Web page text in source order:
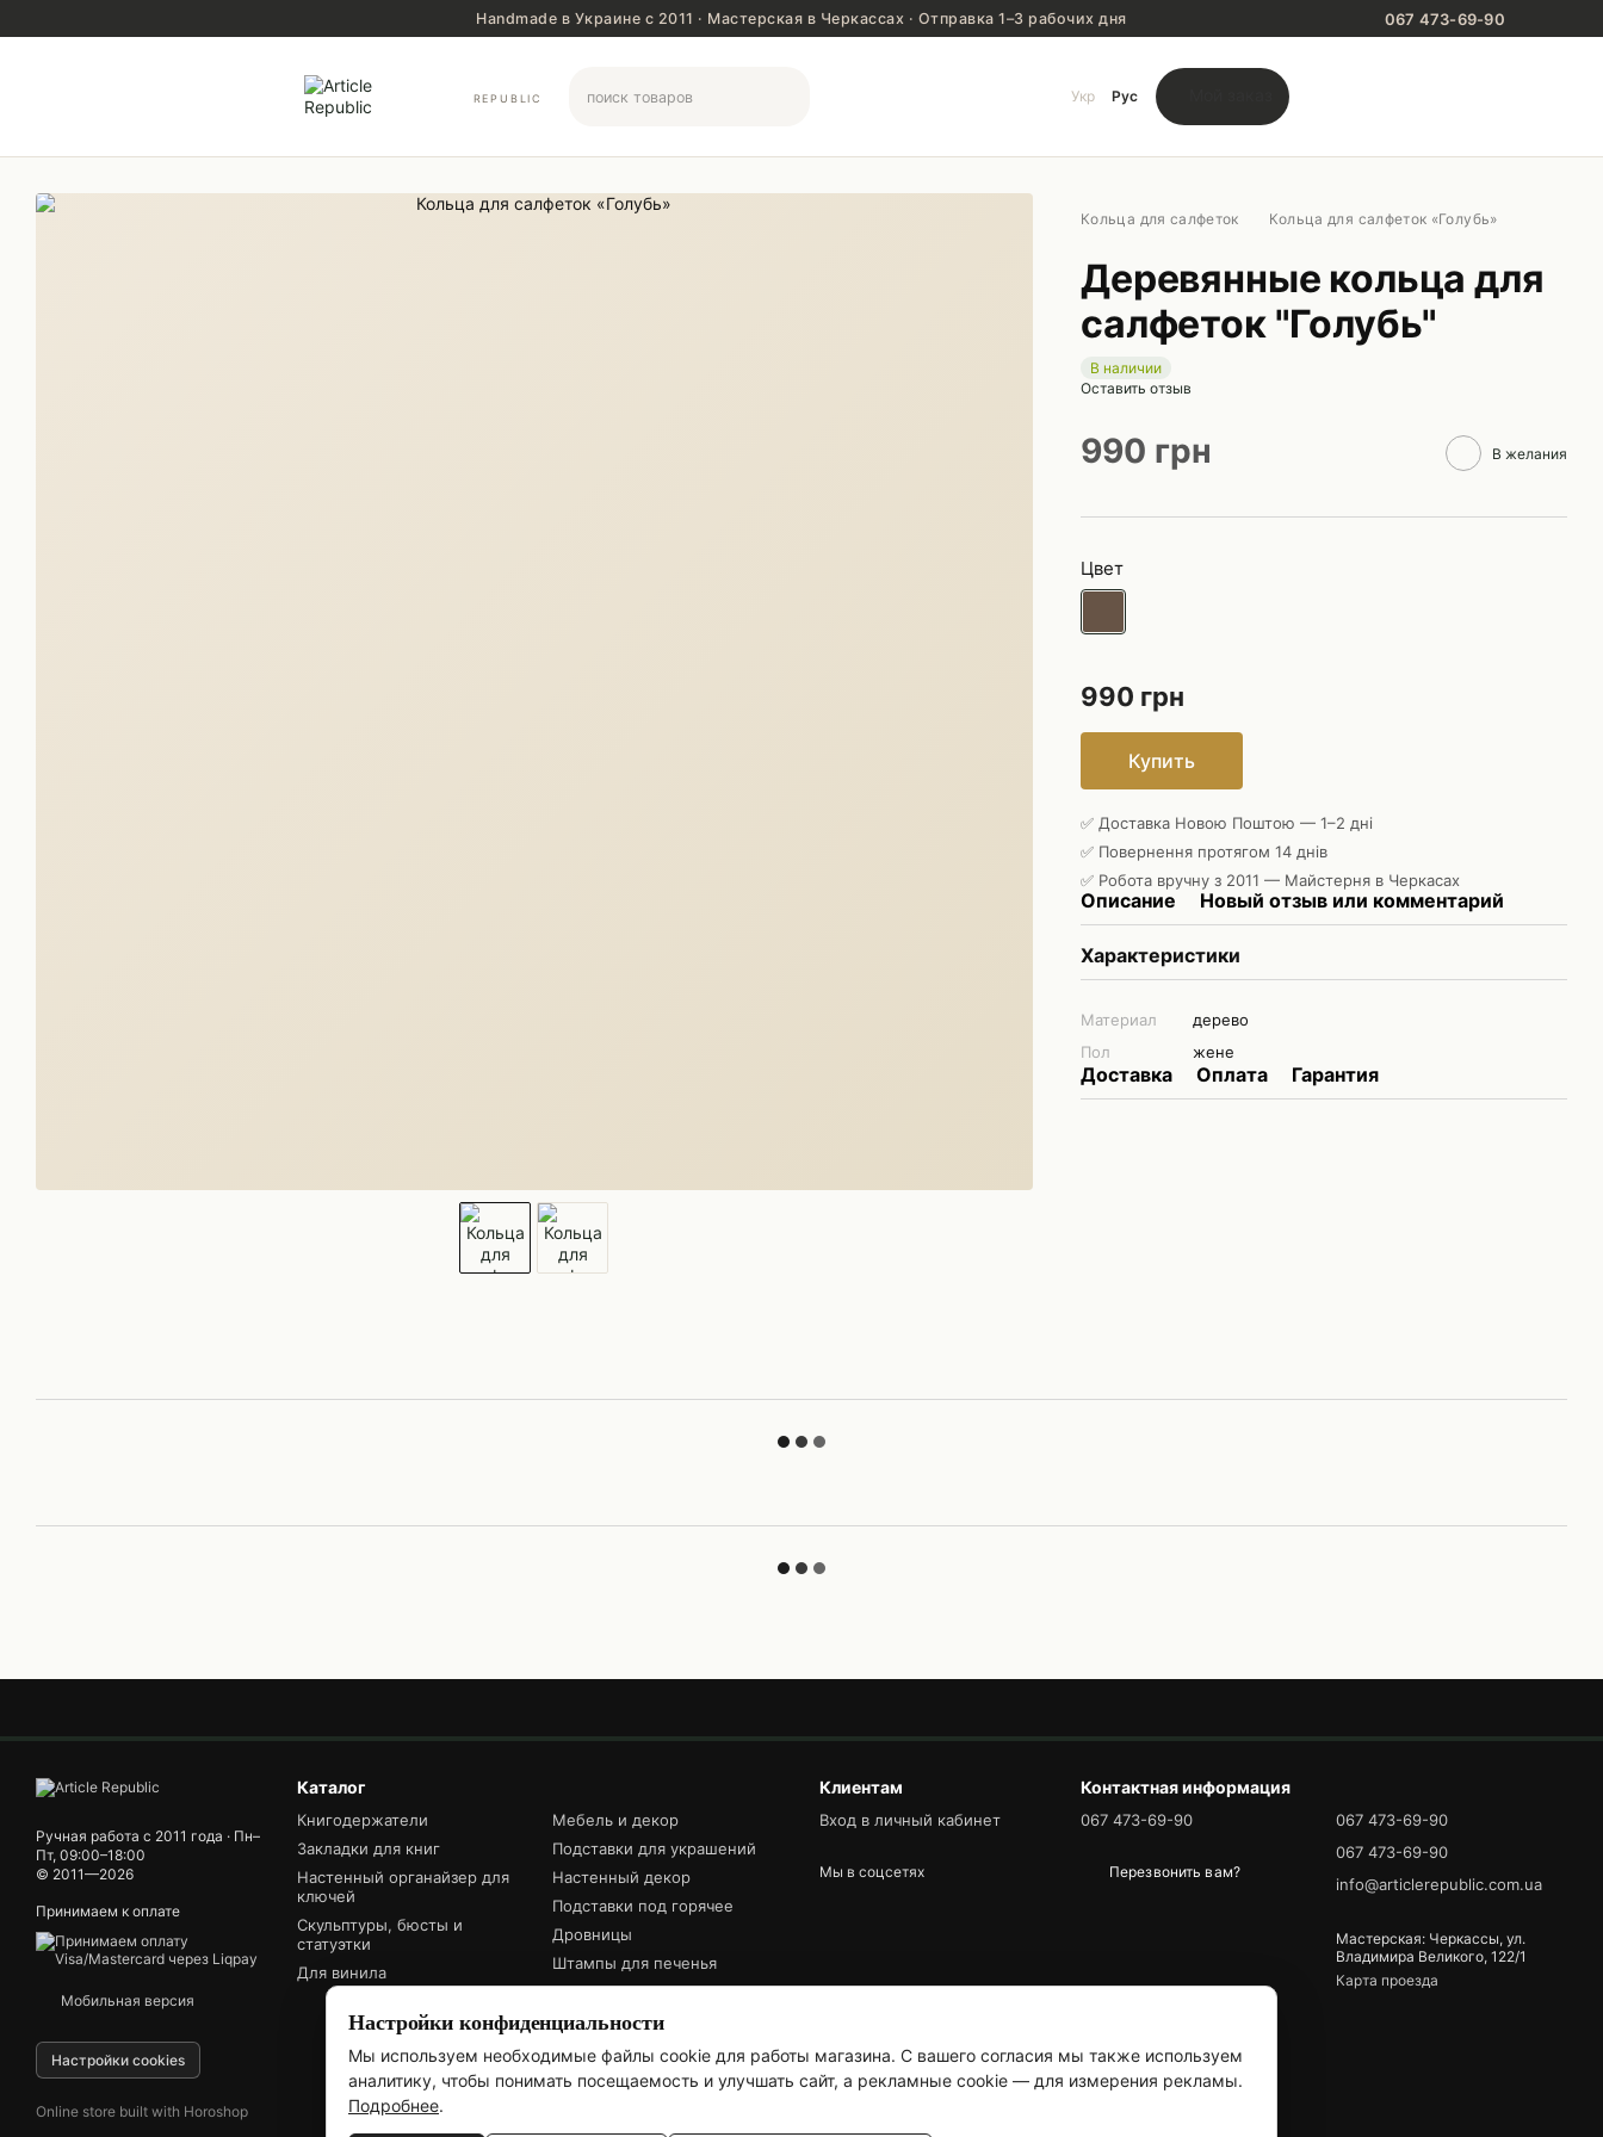
Handmade в Украине с 2011 · Мастерская в Черкассах · Отправка 1–3 рабочих дня 067 473-69-90
REPUBLIC Укр Рус
Кольца для салфеток Кольца для салфеток «Голубь»
Деревянные кольца для
салфеток "Голубь"
В наличии
Оставить отзыв
990 грн В желания
Цвет
990 грн
Купить
✅ Доставка Новою Поштою — 1–2 дні
✅ Повернення протягом 14 днів
✅ Робота вручну з 2011 — Майстерня в Черкасах
Описание Новый отзыв или комментарий
Характеристики
Материал
дерево
Пол
жене
Доставка Оплата Гарантия
Ручная работа с 2011 года · Пн–
Пт, 09:00–18:00
© 2011—2026
Принимаем к оплате
Мобильная версия
Настройки cookies
Online store built with Horoshop
Каталог
Книгодержатели
Закладки для книг
Настенный органайзер для
ключей
Скульптуры, бюсты и
статуэтки
Для винила
Мебель и декор
Подставки для украшений
Настенный декор
Подставки под горячее
Дровницы
Штампы для печенья
Клиентам
Вход в личный кабинет
Мы в соцсетях
Контактная информация
067 473-69-90
Перезвонить вам?
067 473-69-90
067 473-69-90
info@articlerepublic.com.ua
Мастерская: Черкассы, ул.
Владимира Великого, 122/1
Карта проезда
Настройки конфиденциальности
Мы используем необходимые файлы cookie для работы магазина. С вашего согласия мы также используем
аналитику, чтобы понимать посещаемость и улучшать сайт, а рекламные cookie — для измерения рекламы.
Подробнее.